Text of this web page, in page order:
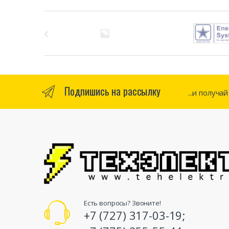
Подпишись на рассылку ...и получай
Есть вопросы? Звоните!
+7 (727) 317-03-19;